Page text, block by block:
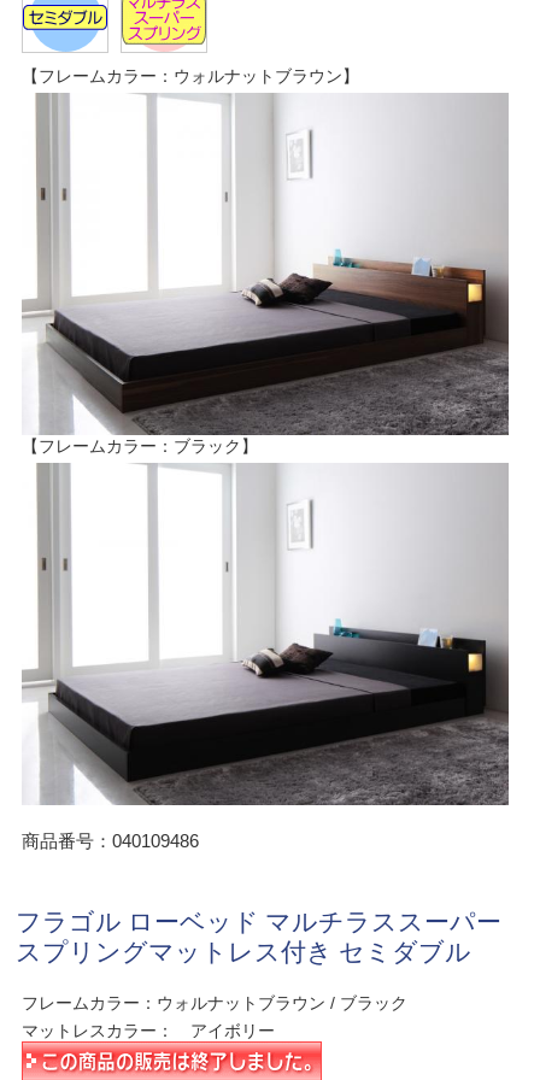
【フレームカラー：ウォルナットブラウン】
【フレームカラー：ブラック】
商品番号：040109486
フラゴル ローベッド マルチラススーパー
スプリングマットレス付き セミダブル
フレームカラー：ウォルナットブラウン / ブラック
マットレスカラー： アイボリー